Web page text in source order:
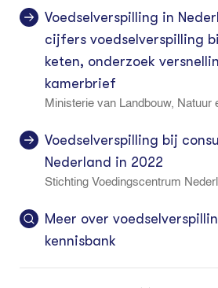
Voedselverspilling in
cijfers voedselverspilling
keten, onderzoek
kamerbrief
Ministerie van Landbouw, Natuur
Voedselverspilling bij
Nederland in 2022
Stichting Voedingscentrum
Meer over
kennisbank